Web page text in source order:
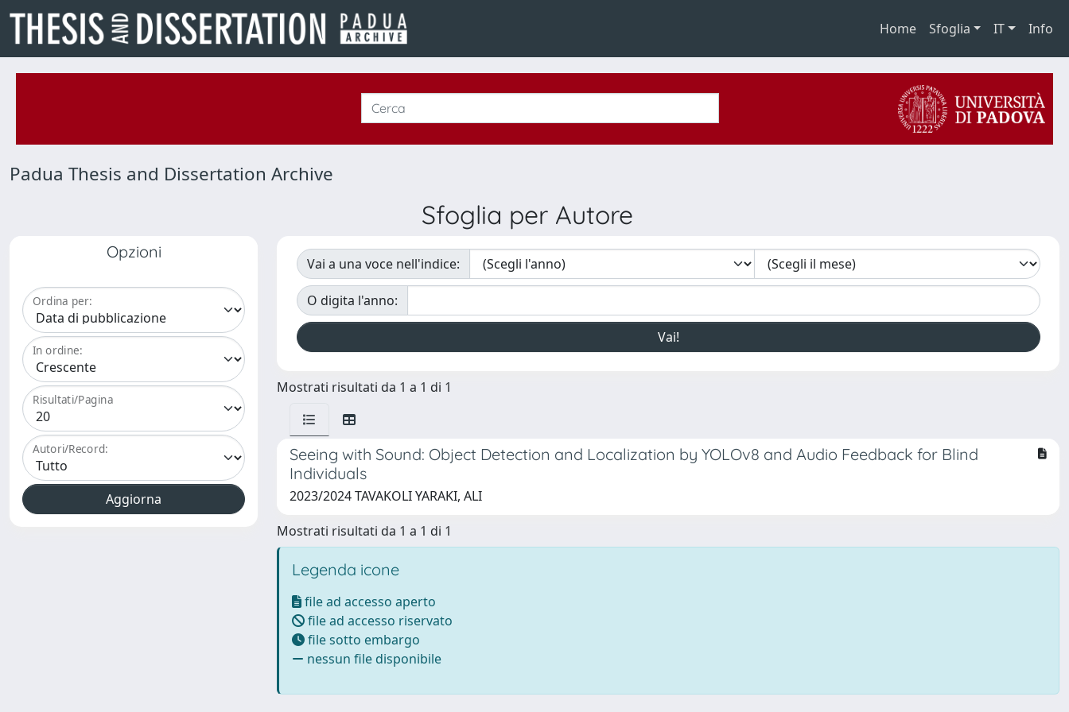
Home Sfoglia IT Info
Padua Thesis and Dissertation Archive
Sfoglia per Autore
Opzioni
Ordina per:
In ordine:
Risultati/Pagina
Autori/Record:
Vai a una voce nell'indice:
O digita l'anno:
Mostrati risultati da 1 a 1 di 1
Seeing with Sound: Object Detection and Localization by YOLOv8 and Audio Feedback for Blind
Individuals
2023/2024 TAVAKOLI YARAKI, ALI
Mostrati risultati da 1 a 1 di 1
Legenda icone
file ad accesso aperto
file ad accesso riservato
file sotto embargo
nessun file disponibile